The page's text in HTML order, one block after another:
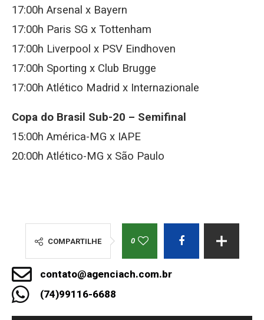
17:00h Arsenal x Bayern
17:00h Paris SG x Tottenham
17:00h Liverpool x PSV Eindhoven
17:00h Sporting x Club Brugge
17:00h Atlético Madrid x Internazionale
Copa do Brasil Sub-20 – Semifinal
15:00h América-MG x IAPE
20:00h Atlético-MG x São Paulo
COMPARTILHE 0
contato@agenciach.com.br
(74)99116-6688